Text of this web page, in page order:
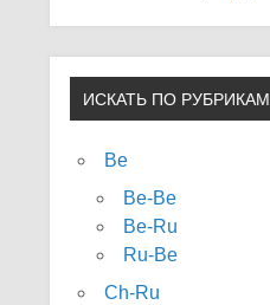
ИСКАТЬ ПО РУБРИКАМ
Be
Be-Be
Be-Ru
Ru-Be
Ch-Ru